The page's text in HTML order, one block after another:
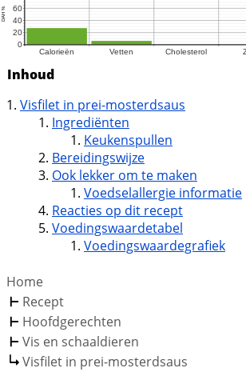
Inhoud
Visfilet in prei-mosterdsaus
Ingrediënten
Keukenspullen
Bereidingswijze
Ook lekker om te maken
Voedselallergie informatie
Reacties op dit recept
Voedingswaardetabel
Voedingswaardegrafiek
Home
Recept
Hoofdgerechten
Vis en schaaldieren
Visfilet in prei-mosterdsaus